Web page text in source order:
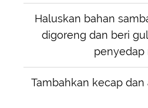
Haluskan bahan
digoreng dan beri
penyedap
Tambahkan kecap dan